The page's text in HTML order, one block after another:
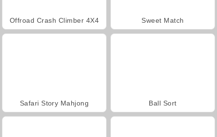
Offroad Crash Climber 4X4 Sweet Match
Safari Story Mahjong Ball Sort